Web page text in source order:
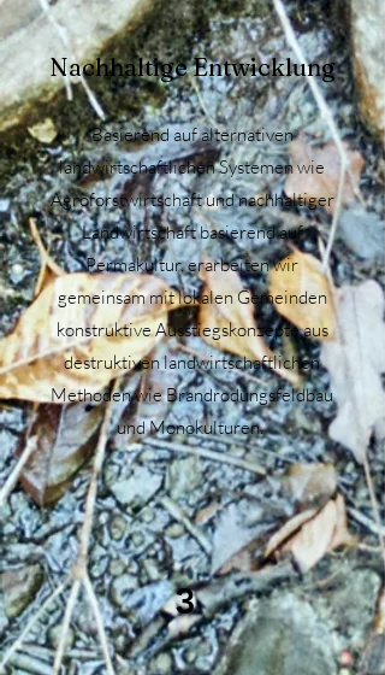
Nachhaltige Entwicklung
Basierend auf alternativen
landwirtschaftlichen Systemen wie
Agroforstwirtschaft und nachhaltiger
Landwirtschaft basierend auf
Permakultur, erarbeiten wir
gemeinsam mit lokalen Gemeinden
konstruktive Ausstiegskonzepte aus
destruktiven landwirtschaftlichen
Methoden wie Brandrodungsfeldbau
und Monokulturen.
3